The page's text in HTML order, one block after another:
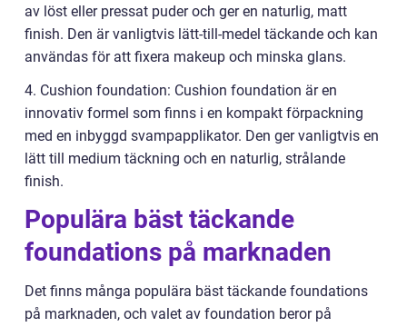
av löst eller pressat puder och ger en naturlig, matt
finish. Den är vanligtvis lätt-till-medel täckande och kan
användas för att fixera makeup och minska glans.
4. Cushion foundation: Cushion foundation är en
innovativ formel som finns i en kompakt förpackning
med en inbyggd svampapplikator. Den ger vanligtvis en
lätt till medium täckning och en naturlig, strålande
finish.
Populära bäst täckande
foundations på marknaden
Det finns många populära bäst täckande foundations
på marknaden, och valet av foundation beror på